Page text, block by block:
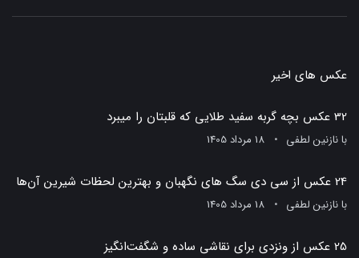
عکس های اخیر
32 عکس بچه گربه سفید طلایی که قلبتان را میبرد
بانازنین لطفی 18 مرداد 1405
24 عکس از سی دی سگ های نگهبان و بهترین لحظات شیرین آن‌ها
بانازنین لطفی 18 مرداد 1405
25 عکس از ونزدی برای نقاشی ساده و شگفت‌انگیز